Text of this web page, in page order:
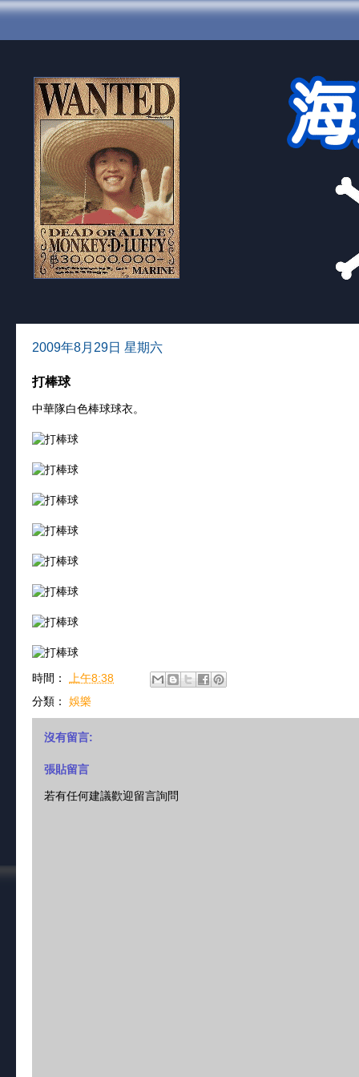
2009年8月29日 星期六
打棒球
中華隊白色棒球球衣。
時間： 上午8:38
分類： 娛樂
沒有留言:
張貼留言
若有任何建議歡迎留言詢問